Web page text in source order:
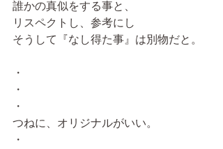
誰かの真似をする事と、
リスペクトし、参考にし
そうして『なし得た事』は別物だと。
・
・
・
つねに、オリジナルがいい。
・